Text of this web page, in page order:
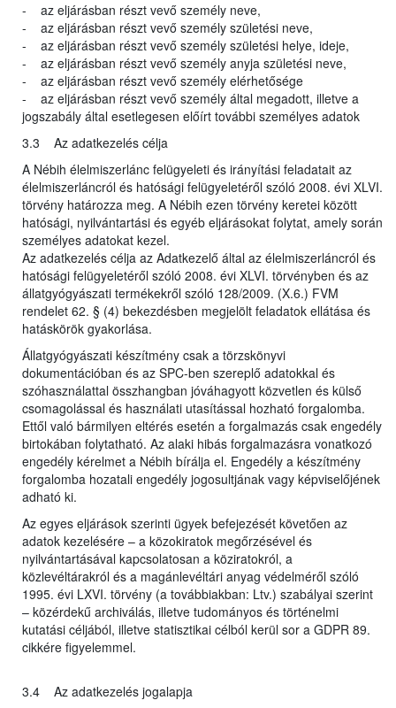
- az eljárásban részt vevő személy neve,
- az eljárásban részt vevő személy születési neve,
- az eljárásban részt vevő személy születési helye, ideje,
- az eljárásban részt vevő személy anyja születési neve,
- az eljárásban részt vevő személy elérhetősége
- az eljárásban részt vevő személy által megadott, illetve a
jogszabály által esetlegesen előírt további személyes adatok
3.3 Az adatkezelés célja
A Nébih élelmiszerlánc felügyeleti és irányítási feladatait az
élelmiszerláncról és hatósági felügyeletéről szóló 2008. évi XLVI.
törvény határozza meg. A Nébih ezen törvény keretei között
hatósági, nyilvántartási és egyéb eljárásokat folytat, amely során
személyes adatokat kezel.
Az adatkezelés célja az Adatkezelő által az élelmiszerláncról és
hatósági felügyeletéről szóló 2008. évi XLVI. törvényben és az
állatgyógyászati termékekről szóló 128/2009. (X.6.) FVM
rendelet 62. § (4) bekezdésben megjelölt feladatok ellátása és
hatáskörök gyakorlása.
Állatgyógyászati készítmény csak a törzskönyvi
dokumentációban és az SPC-ben szereplő adatokkal és
szóhasználattal összhangban jóváhagyott közvetlen és külső
csomagolással és használati utasítással hozható forgalomba.
Ettől való bármilyen eltérés esetén a forgalmazás csak engedély
birtokában folytatható. Az alaki hibás forgalmazásra vonatkozó
engedély kérelmet a Nébih bírálja el. Engedély a készítmény
forgalomba hozatali engedély jogosultjának vagy képviselőjének
adható ki.
Az egyes eljárások szerinti ügyek befejezését követően az
adatok kezelésére – a közokiratok megőrzésével és
nyilvántartásával kapcsolatosan a köziratokról, a
közlevéltárakról és a magánlevéltári anyag védelméről szóló
1995. évi LXVI. törvény (a továbbiakban: Ltv.) szabályai szerint
– közérdekű archiválás, illetve tudományos és történelmi
kutatási céljából, illetve statisztikai célból kerül sor a GDPR 89.
cikkére figyelemmel.
3.4 Az adatkezelés jogalapja